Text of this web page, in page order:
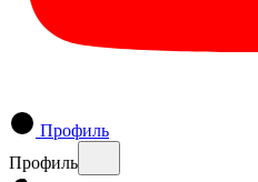
Профиль
Профиль